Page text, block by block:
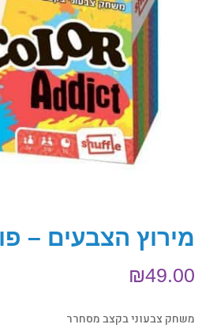
מירוץ הצבעים –
₪49.00
משחק צבעוני בקצב מסחרר